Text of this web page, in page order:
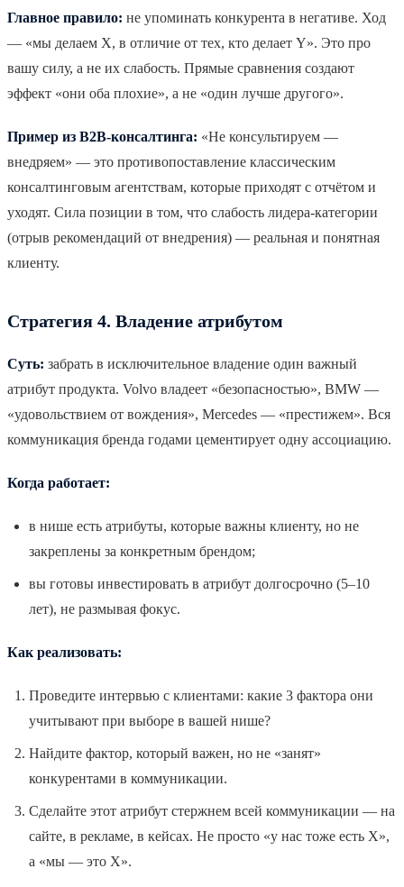
Главное правило: не упоминать конкурента в негативе. Ход
— «мы делаем X, в отличие от тех, кто делает Y». Это про
вашу силу, а не их слабость. Прямые сравнения создают
эффект «они оба плохие», а не «один лучше другого».
Пример из B2B-консалтинга: «Не консультируем —
внедряем» — это противопоставление классическим
консалтинговым агентствам, которые приходят с отчётом и
уходят. Сила позиции в том, что слабость лидера-категории
(отрыв рекомендаций от внедрения) — реальная и понятная
клиенту.
Стратегия 4. Владение атрибутом
Суть: забрать в исключительное владение один важный
атрибут продукта. Volvo владеет «безопасностью», BMW —
«удовольствием от вождения», Mercedes — «престижем». Вся
коммуникация бренда годами цементирует одну ассоциацию.
Когда работает:
в нише есть атрибуты, которые важны клиенту, но не
закреплены за конкретным брендом;
вы готовы инвестировать в атрибут долгосрочно (5–10
лет), не размывая фокус.
Как реализовать:
Проведите интервью с клиентами: какие 3 фактора они
учитывают при выборе в вашей нише?
Найдите фактор, который важен, но не «занят»
конкурентами в коммуникации.
Сделайте этот атрибут стержнем всей коммуникации — на
сайте, в рекламе, в кейсах. Не просто «у нас тоже есть X»,
а «мы — это X».